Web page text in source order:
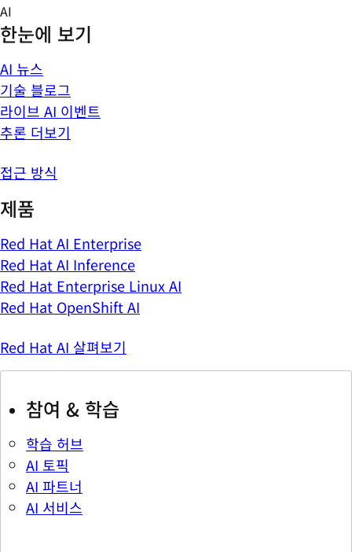
Skip
to
content
AI
한눈에 보기
AI 뉴스
기술 블로그
라이브 AI 이벤트
추론 더보기
접근 방식
제품
Red Hat AI Enterprise
Red Hat AI Inference
Red Hat Enterprise Linux AI
Red Hat OpenShift AI
Red Hat AI 살펴보기
참여 & 학습
학습 허브
AI 토픽
AI 파트너
AI 서비스